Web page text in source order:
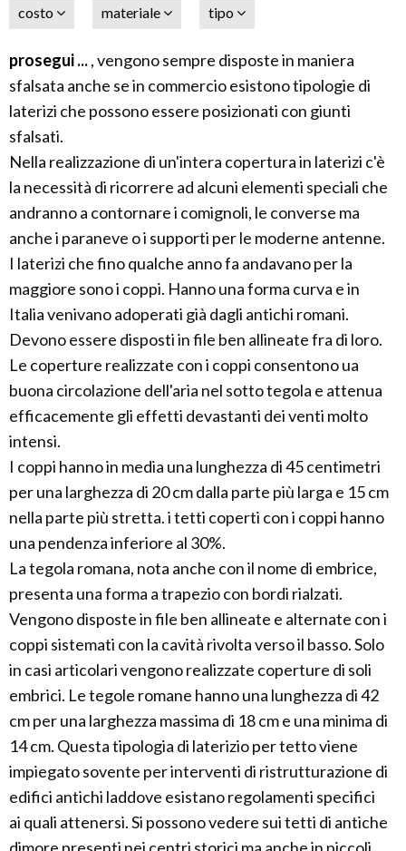
costo materiale tipo
prosegui ..., vengono sempre disposte in maniera
sfalsata anche se in commercio esistono tipologie di
laterizi che possono essere posizionati con giunti
sfalsati.
Nella realizzazione di un'intera copertura in laterizi c'è
la necessità di ricorrere ad alcuni elementi speciali che
andranno a contornare i comignoli, le converse ma
anche i paraneve o i supporti per le moderne antenne.
I laterizi che fino qualche anno fa andavano per la
maggiore sono i coppi. Hanno una forma curva e in
Italia venivano adoperati già dagli antichi romani.
Devono essere disposti in file ben allineate fra di loro.
Le coperture realizzate con i coppi consentono ua
buona circolazione dell'aria nel sotto tegola e attenua
efficacemente gli effetti devastanti dei venti molto
intensi.
I coppi hanno in media una lunghezza di 45 centimetri
per una larghezza di 20 cm dalla parte più larga e 15 cm
nella parte più stretta. i tetti coperti con i coppi hanno
una pendenza inferiore al 30%.
La tegola romana, nota anche con il nome di embrice,
presenta una forma a trapezio con bordi rialzati.
Vengono disposte in file ben allineate e alternate con i
coppi sistemati con la cavità rivolta verso il basso. Solo
in casi articolari vengono realizzate coperture di soli
embrici. Le tegole romane hanno una lunghezza di 42
cm per una larghezza massima di 18 cm e una minima di
14 cm. Questa tipologia di laterizio per tetto viene
impiegato sovente per interventi di ristrutturazione di
edifici antichi laddove esistano regolamenti specifici
ai quali attenersi. Si possono vedere sui tetti di antiche